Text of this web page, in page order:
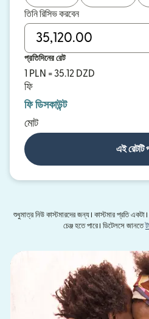
তিনি রিসিভ করবেন
প্রতিদিনের রেট
1 PLN = 35.12 DZD
ফি
ফি ডিসকাউন্ট
মোট
এই রেটটি
শুধুমাত্র নিউ কাস্টমারদের জন্য। কাস্টমার প্রতি
চেঞ্জ হতে পারে। ডিটেলসে জানতে